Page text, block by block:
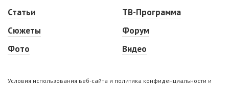
Статьи
Сюжеты
Фото
ТВ-Программа
Форум
Видео
Условия использования веб-сайта и политика конфиденциальности и